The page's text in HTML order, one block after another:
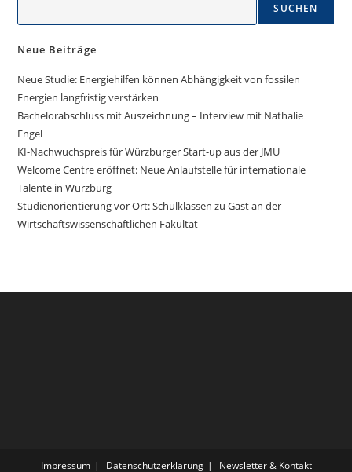
SUCHEN
Neue Beiträge
Neue Studie: Energiehilfen können Abhängigkeit von fossilen
Energien langfristig verstärken
Bachelorabschluss mit Auszeichnung – Interview mit Nathalie
Engel
KI-Nachwuchspreis für Würzburger Start-up aus der JMU
Welcome Centre eröffnet: Neue Anlaufstelle für internationale
Talente in Würzburg
Studienorientierung vor Ort: Schulklassen zu Gast an der
Wirtschaftswissenschaftlichen Fakultät
Impressum Datenschutzerklärung Newsletter & Kontakt